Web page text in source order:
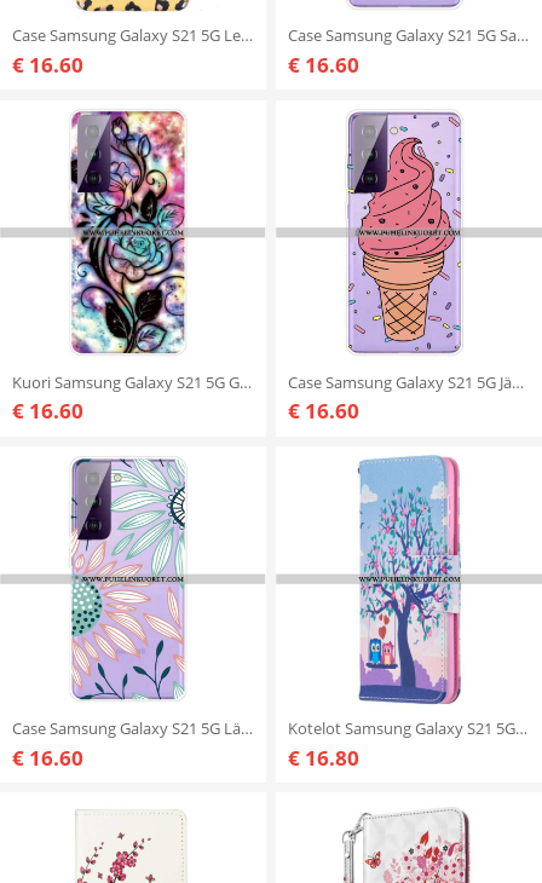
Case Samsung Galaxy S21 5G Leopard-tyylinen Marmori
€ 16.60
Case Samsung Galaxy S21 5G Sateenvarjo Ruusuissa
€ 16.60
Kuori Samsung Galaxy S21 5G Graafinen Kukka
€ 16.60
Case Samsung Galaxy S21 5G Jäätelö
€ 16.60
Case Samsung Galaxy S21 5G Läpinäkyvä Yksi Kukka
€ 16.60
Kotelot Samsung Galaxy S21 5G Pöllöt Swingissä
€ 16.80